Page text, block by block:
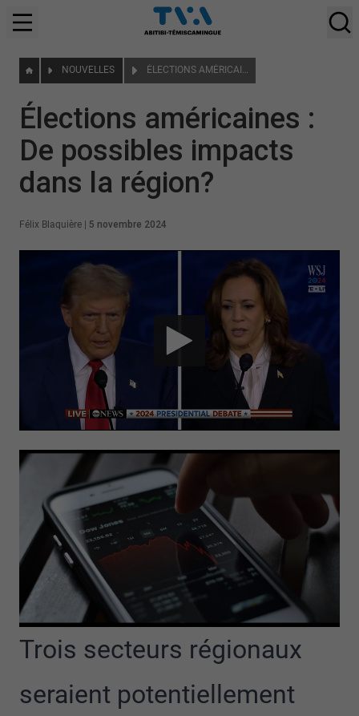
NOUVELLES ÉLECTIONS AMÉRICAINES : DE POSSIBLES IMPACTS DANS LA RÉGION?
Élections américaines :
De possibles impacts
dans la région?
Félix Blaquière 5 novembre 2024
Trois secteurs régionaux
seraient potentiellement